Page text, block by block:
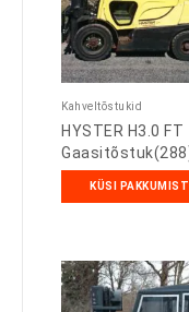
Kahveltõstukid
HYSTER H3.0 FT
KÜSI PAKKUMIST